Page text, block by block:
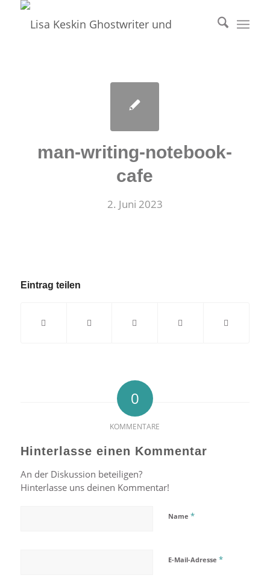
man-writing-notebook-
cafe
2. Juni 2023
Eintrag teilen
0
KOMMENTARE
Hinterlasse einen Kommentar
An der Diskussion beteiligen?
Hinterlasse uns deinen Kommentar!
Name *
E-Mail-Adresse *